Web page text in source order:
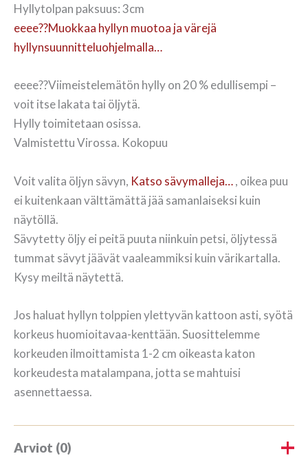
Hyllytolpan paksuus: 3cm
eeee??Muokkaa hyllyn muotoa ja värejä
hyllynsuunnitteluohjelmalla…
eeee??Viimeistelemätön hylly on 20 % edullisempi –
voit itse lakata tai öljytä.
Hylly toimitetaan osissa.
Valmistettu Virossa. Kokopuu
Voit valita öljyn sävyn, Katso sävymalleja…, oikea puu
ei kuitenkaan välttämättä jää samanlaiseksi kuin
näytöllä.
Sävytetty öljy ei peitä puuta niinkuin petsi, öljytessä
tummat sävyt jäävät vaaleammiksi kuin värikartalla.
Kysy meiltä näytettä.
Jos haluat hyllyn tolppien ylettyvän kattoon asti, syötä
korkeus huomioitavaa-kenttään. Suosittelemme
korkeuden ilmoittamista 1-2 cm oikeasta katon
korkeudesta matalampana, jotta se mahtuisi
asennettaessa.
Arviot (0)